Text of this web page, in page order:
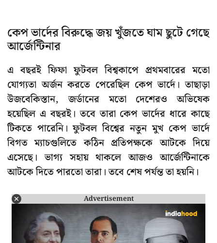
কেপ ভার্দের বিরুদ্ধে জয় খুঁজতে ঘাম ছুটে গেছে
আর্জেন্টিনার
এ বছরই ফিফা ফুটবল বিশ্বকাপে প্রথমবারের মতো
যোগ্যতা অর্জন করতে পেরেছিল কেপ ভার্দে। তাছাড়া
উজবেকিস্তান, জর্ডানের মতো দেশেরও অভিষেক
হয়েছিল এ বছরই। তবে তারা কেপ ভার্দের ধারে কাছে
টিকতে পারেনি। ফুটবল বিশ্বের নতুন মুখ কেপ ভার্দে
বিগত ম্যাচগুলিতে কঠিন প্রতিপক্ষকে আটকে দিয়ে
এসেছে। ভাগ্য সহায় থাকলে আজও আর্জেন্টিনাকে
আটকে দিতে পারতো তারা। তবে শেষ পর্যন্ত তা হয়নি।
Advertisement